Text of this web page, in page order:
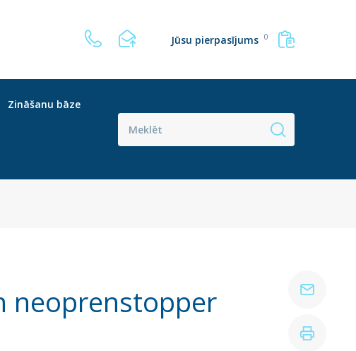
Jūsu pierpasījums 0
Zināšanu bāze
neoprenstopper